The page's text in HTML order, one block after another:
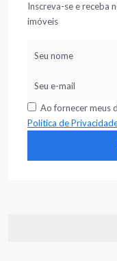
Inscreva-se e receba
imóveis
Ao fornecer meus
Política de